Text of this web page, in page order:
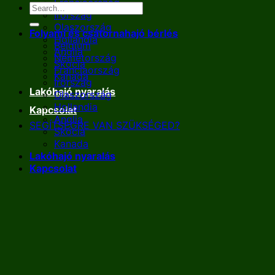
Franciaország
Írország
Olaszország
Hollandia
Anglia
Skócia
Kanada
Lakóhajó nyaralás
Kapcsolat
SEGÍTSÉGRE VAN SZÜKSÉGED?
Folyami és csatornahajó bérlés
Belgium
Németország
Franciaország
Írország
Olaszország
Hollandia
Anglia
Skócia
Kanada
Lakóhajó nyaralás
Kapcsolat